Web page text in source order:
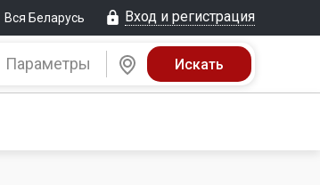
Вся Беларусь Вход и регистрация
Параметры